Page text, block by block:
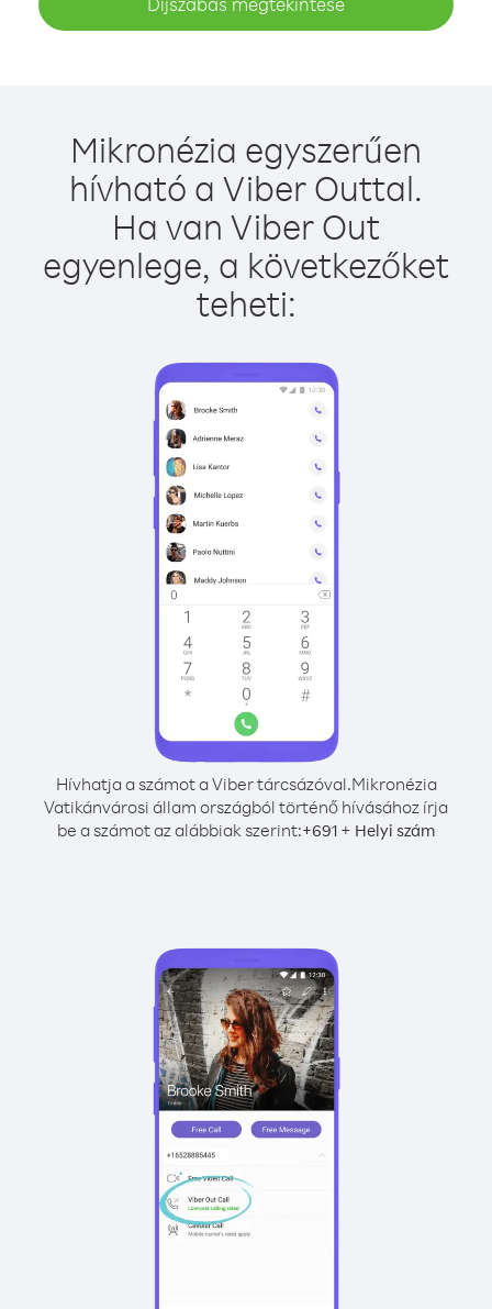
Mikronézia egyszerűen
hívható a Viber Outtal.
Ha van Viber Out
egyenlege, a következőket
teheti:
Hívhatja a számot a Viber tárcsázóval.Mikronézia
Vatikánvárosi állam országból történő hívásához írja
be a számot az alábbiak szerint:+691 + Helyi szám